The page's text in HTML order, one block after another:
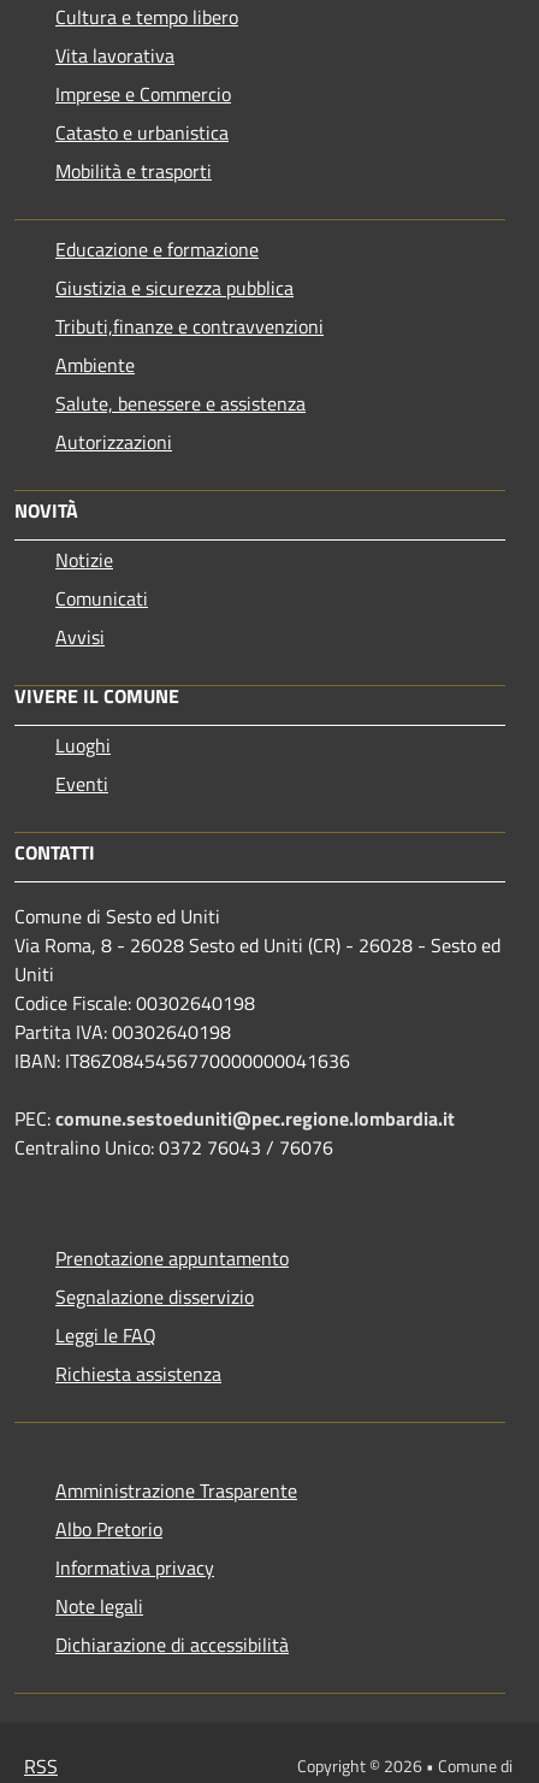
Cultura e tempo libero
Vita lavorativa
Imprese e Commercio
Catasto e urbanistica
Mobilità e trasporti
Educazione e formazione
Giustizia e sicurezza pubblica
Tributi,finanze e contravvenzioni
Ambiente
Salute, benessere e assistenza
Autorizzazioni
NOVITÀ
Notizie
Comunicati
Avvisi
VIVERE IL COMUNE
Luoghi
Eventi
CONTATTI
Comune di Sesto ed Uniti
Via Roma, 8 - 26028 Sesto ed Uniti (CR) - 26028 - Sesto ed
Uniti
Codice Fiscale: 00302640198
Partita IVA: 00302640198
IBAN: IT86Z0845456770000000041636
PEC:comune.sestoeduniti@pec.regione.lombardia.it
Centralino Unico: 0372 76043 / 76076
Prenotazione appuntamento
Segnalazione disservizio
Leggi le FAQ
Richiesta assistenza
Amministrazione Trasparente
Albo Pretorio
Informativa privacy
Note legali
Dichiarazione di accessibilità
RSS
Copyright © 2026 • Comune di